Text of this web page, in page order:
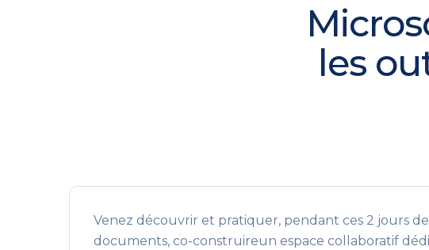
les
Venez découvrir et pratiquer, pendant ces 2 jours
documents, co-construireun espace collaboratif